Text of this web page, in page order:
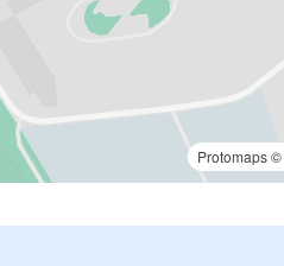
Protomaps©